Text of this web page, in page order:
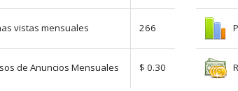
vistas mensuales 266
de Anuncios Mensuales $ 0.30